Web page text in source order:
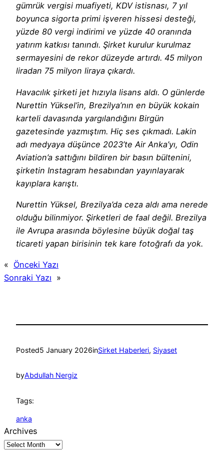
gümrük vergisi muafiyeti, KDV istisnası, 7 yıl
boyunca sigorta primi işveren hissesi desteği,
yüzde 80 vergi indirimi ve yüzde 40 oranında
yatırım katkısı tanındı. Şirket kurulur kurulmaz
sermayesini de rekor düzeyde artırdı. 45 milyon
liradan 75 milyon liraya çıkardı.
Havacılık şirketi jet hızıyla lisans aldı. O günlerde
Nurettin Yüksel’in, Brezilya’nın en büyük kokain
karteli davasında yargılandığını Birgün
gazetesinde yazmıştım. Hiç ses çıkmadı. Lakin
adı medyaya düşünce 2023’te Air Anka’yı, Odin
Aviation’a sattığını bildiren bir basın bültenini,
şirketin Instagram hesabından yayınlayarak
kayıplara karıştı.
Nurettin Yüksel, Brezilya’da ceza aldı ama nerede
olduğu bilinmiyor. Şirketleri de faal değil. Brezilya
ile Avrupa arasında böylesine büyük doğal taş
ticareti yapan birisinin tek kare fotoğrafı da yok.
« Önceki Yazı
Sonraki Yazı »
Posted5 January 2026inSirket Haberleri, Siyaset
byAbdullah Nergiz
Tags:
anka
Archives